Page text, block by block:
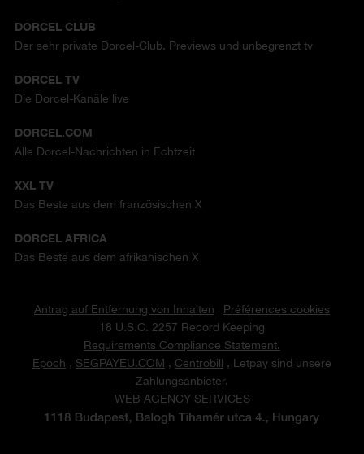
DORCEL CLUB
Der sehr private Dorcel-Club. Previews und unbegrenzt tv
DORCEL TV
Die Dorcel-Kanäle live
DORCEL.COM
Alle Dorcel-Nachrichten in Echtzeit
XXL TV
Das Beste aus dem französischen X
DORCEL AFRICA
Das Beste aus dem afrikanischen X
Antrag auf Entfernung von Inhalten | Préférences cookies
18 U.S.C. 2257 Record Keeping
Requirements Compliance Statement.
Epoch , SEGPAYEU.COM , Centrobill , Letpay sind unsere
Zahlungsanbieter.
WEB AGENCY SERVICES